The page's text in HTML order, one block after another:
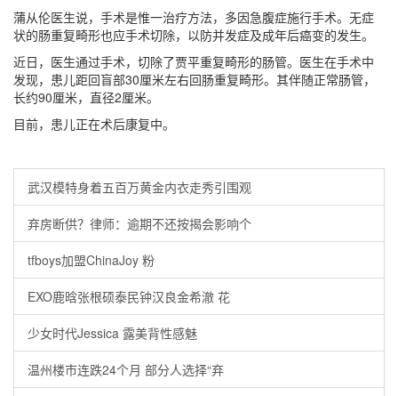
蒲从伦医生说，手术是惟一治疗方法，多因急腹症施行手术。无症
状的肠重复畸形也应手术切除，以防并发症及成年后癌变的发生。
近日，医生通过手术，切除了贾平重复畸形的肠管。医生在手术中
发现，患儿距回盲部30厘米左右回肠重复畸形。其伴随正常肠管，
长约90厘米，直径2厘米。
目前，患儿正在术后康复中。
武汉模特身着五百万黄金内衣走秀引围观
弃房断供？律师：逾期不还按揭会影响个
tfboys加盟ChinaJoy 粉
EXO鹿晗张根硕泰民钟汉良金希澈 花
少女时代Jessica 露美背性感魅
温州楼市连跌24个月 部分人选择“弃